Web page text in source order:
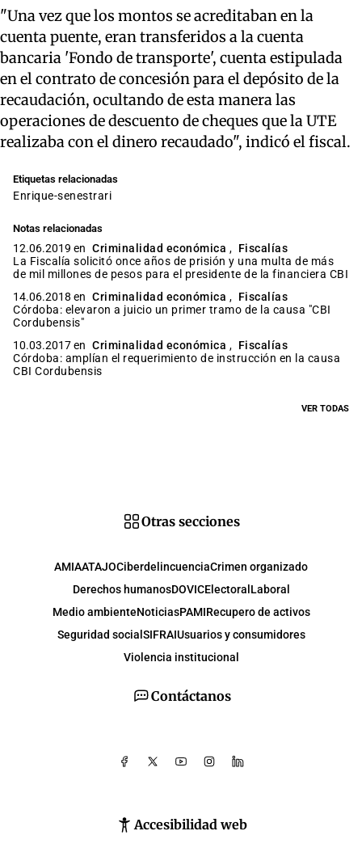
"Una vez que los montos se acreditaban en la
cuenta puente, eran transferidos a la cuenta
bancaria 'Fondo de transporte', cuenta estipulada
en el contrato de concesión para el depósito de la
recaudación, ocultando de esta manera las
operaciones de descuento de cheques que la UTE
realizaba con el dinero recaudado", indicó el fiscal.
Etiquetas relacionadas
enrique-senestrari
Notas relacionadas
12.06.2019 en Criminalidad económica , Fiscalías
La Fiscalía solicitó once años de prisión y una multa de más
de mil millones de pesos para el presidente de la financiera CBI
14.06.2018 en Criminalidad económica , Fiscalías
Córdoba: elevaron a juicio un primer tramo de la causa "CBI
Cordubensis"
10.03.2017 en Criminalidad económica , Fiscalías
Córdoba: amplían el requerimiento de instrucción en la causa
CBI Cordubensis
VER TODAS
Contáctanos
Accesibilidad web
Otras secciones
AMIAATAJOCiberdelincuenciaCrimen organizado
Derechos humanosDOVICElectoral Laboral
Medio ambienteNoticiasPAMIRecupero de activos
Seguridad social SIFRAIUsuarios y consumidores
Violencia institucional